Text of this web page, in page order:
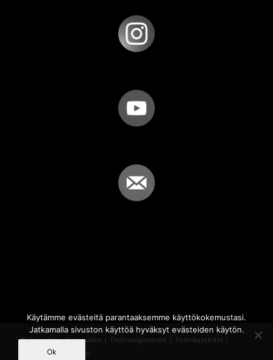
© Copyright - Sammakko | Tietosuojaseloste | Toimitusehdot |
Powered by
iQWebbi
Käytämme evästeitä parantaaksemme käyttökokemustasi.
Jatkamalla sivuston käyttöä hyväksyt evästeiden käytön.
Ok